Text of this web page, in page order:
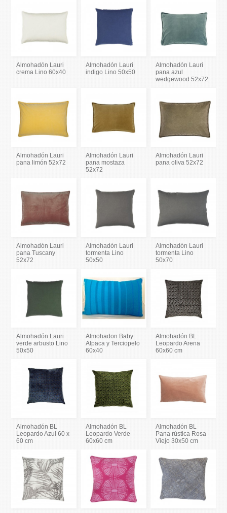
Almohadón Lauri
crema Lino 60x40
Almohadón Lauri
indigo Lino 50x50
Almohadón Lauri
pana azul
wedgewood 52x72
Almohadón Lauri
pana limón 52x72
Almohadón Lauri
pana mostaza
52x72
Almohadón Lauri
pana oliva 52x72
Almohadón Lauri
pana Tuscany
52x72
Almohadón Lauri
tormenta Lino
50x50
Almohadón Lauri
tormenta Lino
50x70
Almohadón Lauri
verde arbusto Lino
50x50
Almohadon Baby
Alpaca y Terciopelo
60x40
Almohadón BL
Leopardo Arena
60x60 cm
Almohadón BL
Leopardo Azul 60 x
60 cm
Almohadón BL
Leopardo Verde
60x60 cm
Almohadón BL
Pana rústica Rosa
Viejo 30x50 cm